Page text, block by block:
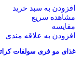
افزودن به سبد خرید
مشاهده سریع
مقایسه
افزودن به علاقه مندی
غذای مو فری سولفات کراتین